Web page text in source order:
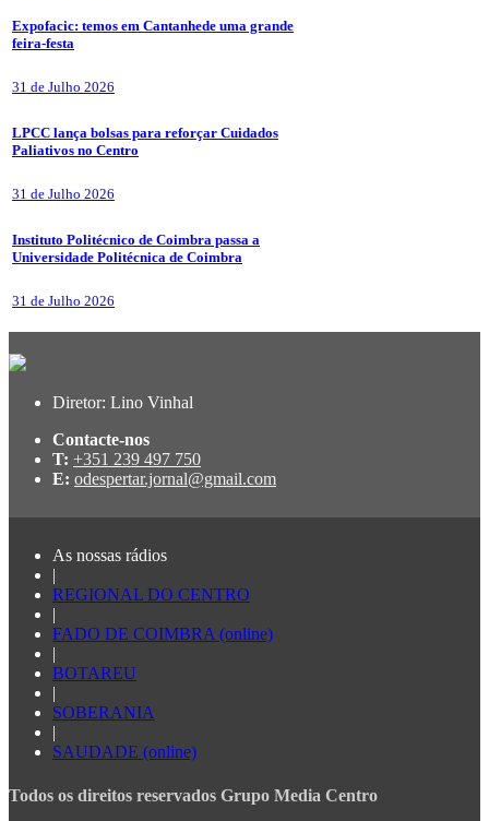
Expofacic: temos em Cantanhede uma grande
feira-festa
31 de Julho 2026
LPCC lança bolsas para reforçar Cuidados
Paliativos no Centro
31 de Julho 2026
Instituto Politécnico de Coimbra passa a
Universidade Politécnica de Coimbra
31 de Julho 2026
Diretor: Lino Vinhal
Contacte-nos
T: +351 239 497 750
E: odespertar.jornal@gmail.com
As nossas rádios
|
REGIONAL DO CENTRO
|
FADO DE COIMBRA (online)
|
BOTAREU
|
SOBERANIA
|
SAUDADE (online)
Todos os direitos reservados Grupo Media Centro